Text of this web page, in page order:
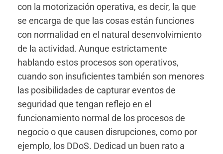
con la motorización operativa, es decir, la que
se encarga de que las cosas están funciones
con normalidad en el natural desenvolvimiento
de la actividad. Aunque estrictamente
hablando estos procesos son operativos,
cuando son insuficientes también son menores
las posibilidades de capturar eventos de
seguridad que tengan reflejo en el
funcionamiento normal de los procesos de
negocio o que causen disrupciones, como por
ejemplo, los DDoS. Dedicad un buen rato a